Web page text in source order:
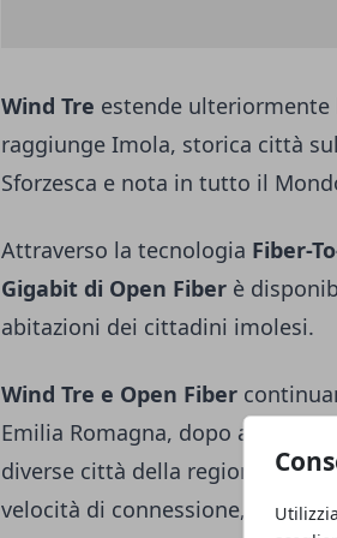
Wind Tre estende
raggiunge Imola, storica città
Sforzesca e nota in tutto il
Attraverso la tecnologia Fiber-
Gigabit di Open Fiber è
abitazioni dei cittadini imolesi.
Wind Tre e Open Fiber
Emilia Romagna, dopo aver già
diverse città della regione, con
velocità di connessione, fino a